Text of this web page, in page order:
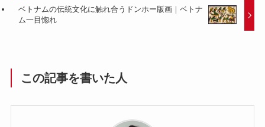
ベトナムの伝統文化に触れ合うドンホー版画｜ベトナ
ム一目惚れ
この記事を書いた人